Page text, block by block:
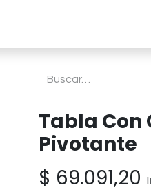
Tabla Con
Pivotante
$ 69.091,20